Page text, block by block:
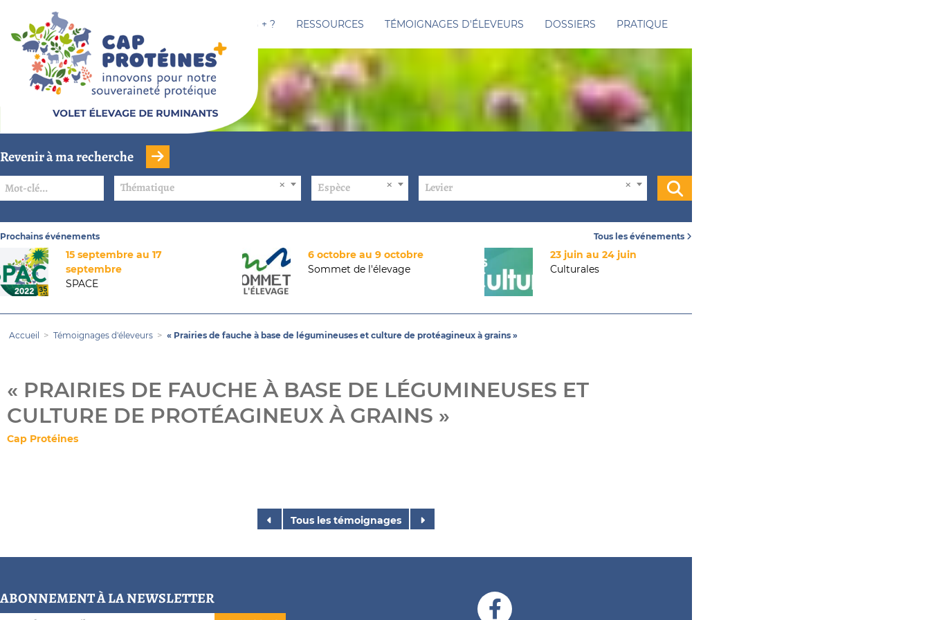
CAP PROTÉINES + ? RESSOURCES TÉMOIGNAGES D'ÉLEVEURS DOSSIERS PRATIQUE
Revenir à ma recherche
Thématique Espèce Levier
Prochains événements
15 septembre au 17
septembre
SPACE
6 octobre au 9 octobre
Sommet de l'élevage
23 juin au 24 juin
Culturales
Tous les événements
Accueil Témoignages d'éleveurs « Prairies de fauche à base de légumineuses et culture de protéagineux à grains »
« PRAIRIES DE FAUCHE À BASE DE LÉGUMINEUSES ET
CULTURE DE PROTÉAGINEUX À GRAINS »
Cap Protéines
Tous les témoignages
ABONNEMENT À LA NEWSLETTER